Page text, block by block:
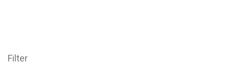
Filter